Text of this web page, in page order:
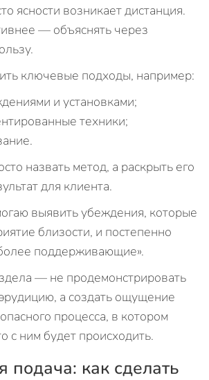
ясности возникает дистанция.
— объяснять через
ключевые подходы, например:
и установками;
техники;
назвать метод, а раскрыть его
для клиента.
выявить убеждения, которые
близости, и постепенно
поддерживающие».
— не продемонстрировать
а создать ощущение
процесса, в котором
с ним будет происходить.
подача: как сделать